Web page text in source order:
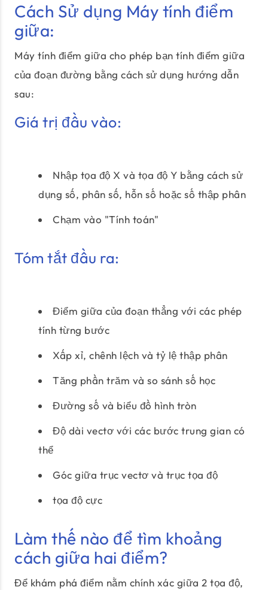
Cách Sử dụng Máy tính điểm
giữa:
Máy tính điểm giữa cho phép bạn tính điểm giữa
của đoạn đường bằng cách sử dụng hướng dẫn
sau:
Giá trị đầu vào:
Nhập tọa độ X và tọa độ Y bằng cách sử
dụng số, phân số, hỗn số hoặc số thập phân
Chạm vào "Tính toán"
Tóm tắt đầu ra:
Điểm giữa của đoạn thẳng với các phép
tính từng bước
Xấp xỉ, chênh lệch và tỷ lệ thập phân
Tăng phần trăm và so sánh số học
Đường số và biểu đồ hình tròn
Độ dài vectơ với các bước trung gian có
thể
Góc giữa trục vectơ và trục tọa độ
tọa độ cực
Làm thế nào để tìm khoảng
cách giữa hai điểm?
Để khám phá điểm nằm chính xác giữa 2 tọa độ,